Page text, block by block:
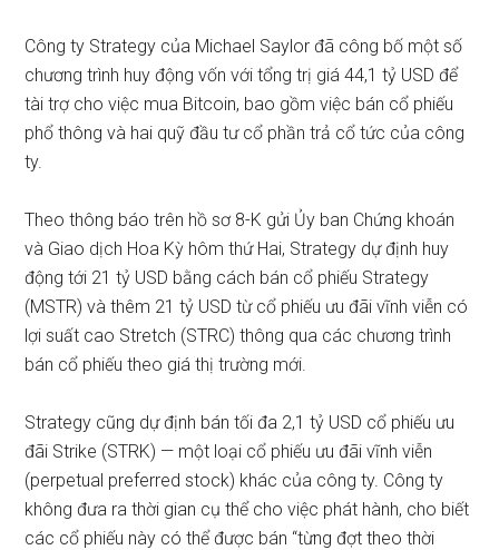
Công ty Strategy của Michael Saylor đã công bố một số
chương trình huy động vốn với tổng trị giá 44,1 tỷ USD để
tài trợ cho việc mua Bitcoin, bao gồm việc bán cổ phiếu
phổ thông và hai quỹ đầu tư cổ phần trả cổ tức của công
ty.
Theo thông báo trên hồ sơ 8-K gửi Ủy ban Chứng khoán
và Giao dịch Hoa Kỳ hôm thứ Hai, Strategy dự định huy
động tới 21 tỷ USD bằng cách bán cổ phiếu Strategy
(MSTR) và thêm 21 tỷ USD từ cổ phiếu ưu đãi vĩnh viễn có
lợi suất cao Stretch (STRC) thông qua các chương trình
bán cổ phiếu theo giá thị trường mới.
Strategy cũng dự định bán tối đa 2,1 tỷ USD cổ phiếu ưu
đãi Strike (STRK) — một loại cổ phiếu ưu đãi vĩnh viễn
(perpetual preferred stock) khác của công ty. Công ty
không đưa ra thời gian cụ thể cho việc phát hành, cho biết
các cổ phiếu này có thể được bán “từng đợt theo thời